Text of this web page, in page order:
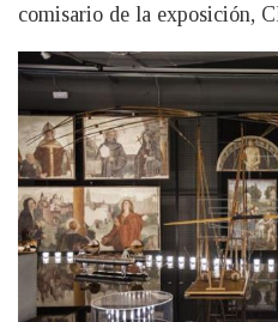
comisario de la exposición,